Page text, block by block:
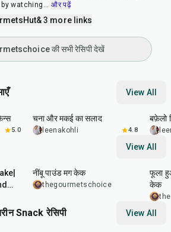
watching ...और पढ़ें
& 3 more links
की सभी रेसिपी देखें
View All
5.0
चना और मकई का सलाद
leenakohli 4.8
बफ़ेलो
View All
नींबू पाउंड मग केक
thegourmetschoice
फूला
केक
Snack रेसिपी View All
hr 20